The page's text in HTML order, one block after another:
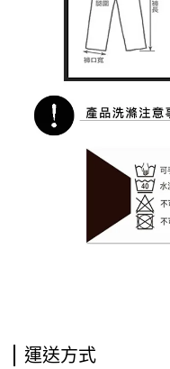
運送方式